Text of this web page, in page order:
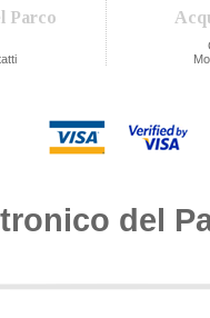
Parco
del